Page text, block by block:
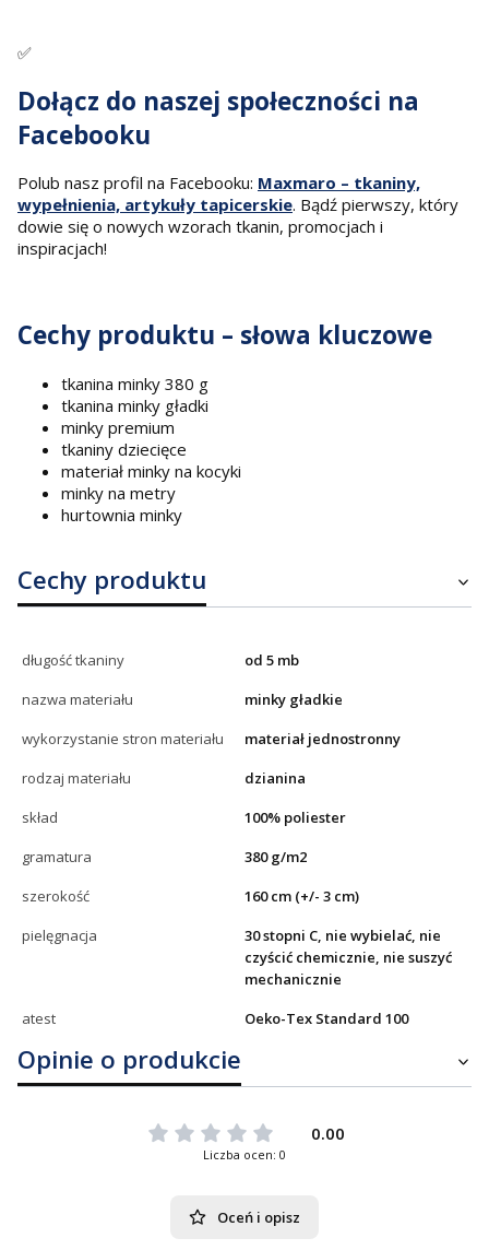
✅
Dołącz do naszej społeczności na
Facebooku
Polub nasz profil na Facebooku: Maxmaro – tkaniny,
wypełnienia, artykuły tapicerskie. Bądź pierwszy, który
dowie się o nowych wzorach tkanin, promocjach i
inspiracjach!
Cechy produktu – słowa kluczowe
tkanina minky 380 g
tkanina minky gładki
minky premium
tkaniny dziecięce
materiał minky na kocyki
minky na metry
hurtownia minky
Cechy produktu
długość tkaniny
od 5 mb
nazwa materiału
minky gładkie
wykorzystanie stron materiału
materiał jednostronny
rodzaj materiału
dzianina
skład
100% poliester
gramatura
380 g/m2
szerokość
160 cm (+/- 3 cm)
pielęgnacja
30 stopni C, nie wybielać, nie
czyścić chemicznie, nie suszyć
mechanicznie
atest
Oeko-Tex Standard 100
Opinie o produkcie
0.00
Liczba ocen: 0
Oceń i opisz